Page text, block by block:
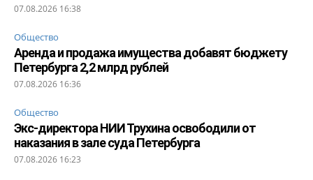
07.08.2026 16:38
Общество
Аренда и продажа имущества добавят бюджету
Петербурга 2,2 млрд рублей
07.08.2026 16:36
Общество
Экс-директора НИИ Трухина освободили от
наказания в зале суда Петербурга
07.08.2026 16:23